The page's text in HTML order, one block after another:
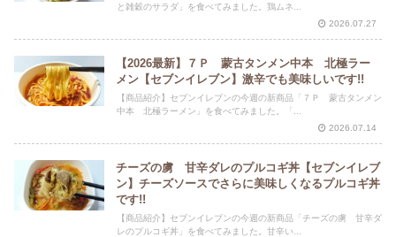
と雑穀のサラダ」を食べてみました。鶏ムネ...
2026.07.27
【2026最新】７Ｐ 蒙古タンメン中本 北極ラー
メン【セブンイレブン】激辛でも美味しいです!!
【商品紹介】セブンイレブンの今週の新商品「７Ｐ 蒙古タンメン
中本 北極ラーメン」を食べてみました。「...
2026.07.14
チーズの虜 甘辛ダレのプルコギ丼【セブンイレブ
ン】チーズソースでさらに美味しくなるプルコギ丼
です!!
【商品紹介】セブンイレブンの今週の新商品「チーズの虜 甘辛ダ
レのプルコギ丼」を食べてみました。甘辛い...